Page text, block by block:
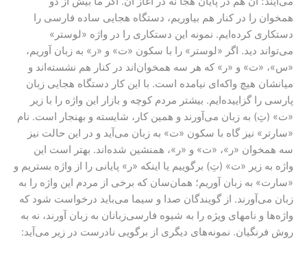
همخوان را در کنار هم بیاوریم، دستگاه هجایی ساده فارسی را
دستکاری کرده‌ایم. نمونه‌ این دستکاری را در واژه «لوستر»
می‌تواند دید. اگر «لوستر» را با سکون «ت» و «ر» به زبان آوریم،
«س»، «ت» و «ر» که هر سه همخوان‌اند در کنار هم نشسته‌اند و
میانشان هیچ واکه‌ای نیامده است. با این کار دستگاه هجایی زبان
پارسی را گزاییده‌ایم. بیشتر مردم کوچه و بازار این واژه را با زیر
«ت» (تِ) به زبان می‌آورند و همین کار، شایسته و بهنجار است. نام
«سارتر» نیز گاه با سکون «ت» به زبان می‌آید و در این حالت نیز
سه همخوان «ر»، «ت» و «ر»، همنشین شده‌اند. بهتر است این
واژه به زیر «ت» (تِ) برگوییم یا اینکه «ر» پایانی را از واژه بستریم و
«سارت» به زبان آوریم؛ همان‌سان که برخی از مردم این واژه را به
زبان می‌آورند. از گویندگان صدا و سیما می‌باید درخواست شود که
واژه‌ها و نامهای ویژه را به شیوه فارسی‌زبانان به زبان آورند، نه به
روش فرنگیان. نمونه‌های دیگری از برگویی نادرست در زیر می‌آید: